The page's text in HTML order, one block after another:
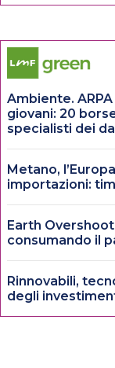
Ambiente.
giovani: 20
specialisti dei
Metano,
importazioni:
Earth
consumando il
Rinnovabili,
degli